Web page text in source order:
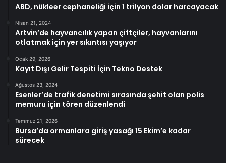
ABD, nükleer cephaneliği için 1 trilyon dolar harcayacak
Nisan 21, 2024
Artvin’de hayvancılık yapan çiftçiler, hayvanlarını
otlatmak için yer sıkıntısı yaşıyor
Ocak 29, 2026
Kayıt Dışı Gelir Tespiti İçin Tekno Destek
Ağustos 23, 2024
Esenler’de trafik denetimi sırasında şehit olan polis
memuru için tören düzenlendi
Temmuz 21, 2026
Bursa’da ormanlara giriş yasağı 15 Ekim’e kadar
sürecek